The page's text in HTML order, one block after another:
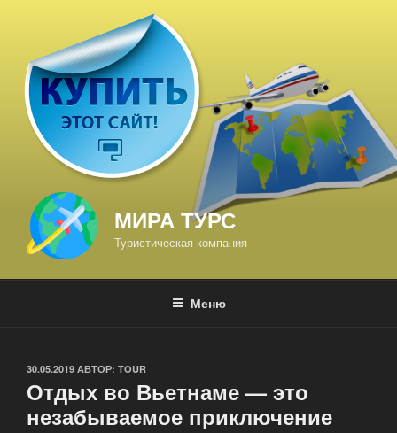
содержимому
МИРА ТУРС
Туристическая компания
Меню
ОПУБЛИКОВАНО
30.05.2019 АВТОР: TOUR
Отдых во Вьетнаме — это
незабываемое приключение